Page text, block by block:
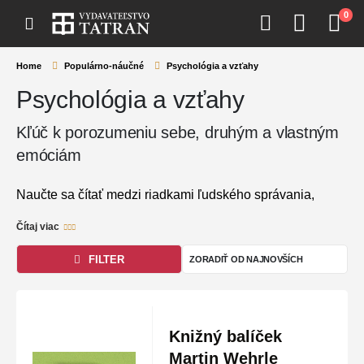
0
Home Populárno-náučné Psychológia a vzťahy
Psychológia a vzťahy
Kľúč k porozumeniu sebe, druhým a vlastným
emóciám
Naučte sa čítať medzi riadkami ľudského správania,
prepojenia s ľuďmi okolo vás. Kategória
z dielne Vydavateľstva Tatran ponúka starostlivo
vybrané tituly z oblasti duševného zdravia, komunikácie a
prístupom, vďaka čomu získate praktické nástroje pre
lepší a vyrovnanejší každodenný život.
Čítaj viac
FILTER
Knižný balíček
Martin Wehrle